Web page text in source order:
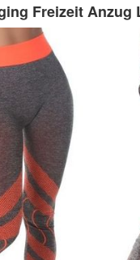
Freizeit Anzug